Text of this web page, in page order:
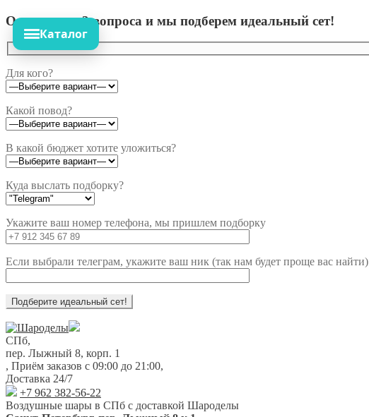
Ответьте на 3 вопроса и мы подберем идеальный сет!
Для кого?
Какой повод?
В какой бюджет хотите уложиться?
Куда выслать подборку?
Укажите ваш номер телефона, мы пришлем подборку
Если выбрали телеграм, укажите ваш ник (так нам будет проще вас найти)
Перейти
к
навигации
Перейти
к
содержимому
СПб,
пер. Лыжный 8, корп. 1
, Приём заказов с 09:00 до 21:00,
Доставка 24/7
+7 962 382-56-22
Воздушные шары в СПб с доставкой Шароделы
Каталог